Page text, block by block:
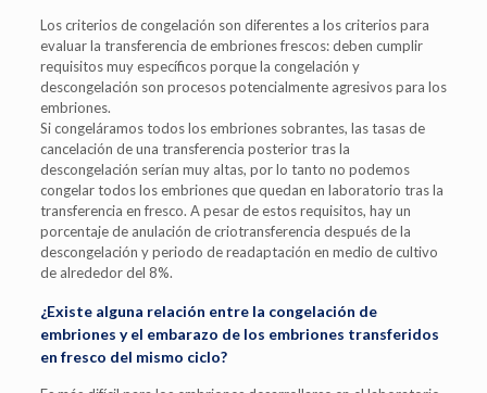
Los criterios de congelación son diferentes a los criterios para
evaluar la transferencia de embriones frescos: deben cumplir
requisitos muy específicos porque la congelación y
descongelación son procesos potencialmente agresivos para los
embriones.
Si congeláramos todos los embriones sobrantes, las tasas de
cancelación de una transferencia posterior tras la
descongelación serían muy altas, por lo tanto no podemos
congelar todos los embriones que quedan en laboratorio tras la
transferencia en fresco. A pesar de estos requisitos, hay un
porcentaje de anulación de criotransferencia después de la
descongelación y periodo de readaptación en medio de cultivo
de alrededor del 8%.
¿Existe alguna relación entre la congelación de
embriones y el embarazo de los embriones transferidos
en fresco del mismo ciclo?